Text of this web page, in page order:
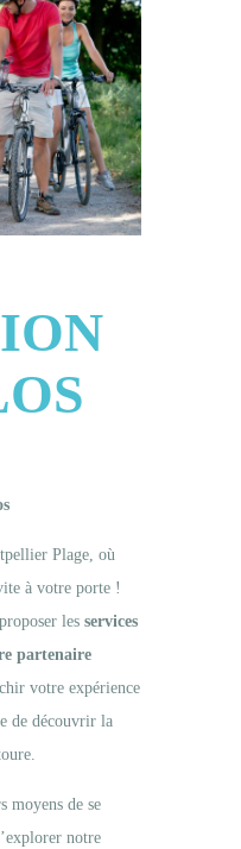
Plage, où
à votre porte !
les services
partenaire
votre expérience
de découvrir la
moyens de se
notre